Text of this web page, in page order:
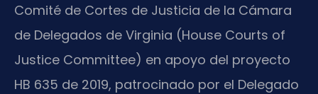
Comité de Cortes de Justicia de la Cámara
de Delegados de Virginia (House Courts of
Justice Committee) en apoyo del proyecto
HB 635 de 2019, patrocinado por el Delegado